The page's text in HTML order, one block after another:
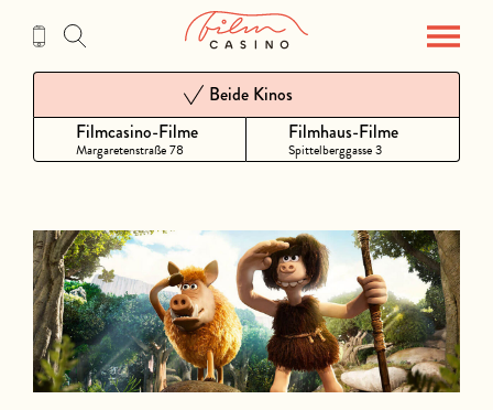
Inhalt
Filmcasino-Filme
Margaretenstraße 78
Beide Kinos
Filmhaus-Filme
Spittelberggasse 3